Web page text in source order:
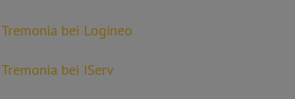
Tremonia bei Logineo
Tremonia bei IServ